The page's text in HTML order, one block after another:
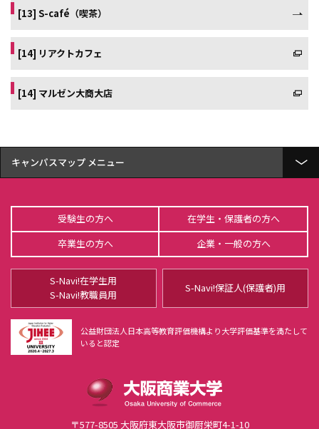
[13] S-café（喫茶）
[14] リアクトカフェ
[14] マルゼン大商大店
キャンパスマップ
ユニバーシティホール蒼天
谷岡記念館
5号館
〒577-8505 大阪府東大阪市御厨栄町4-1-10
受験生の方へ
在学生・保護者の方へ
卒業生の方へ
企業・一般の方へ
S-Navi!在学生用
S-Navi!教職員用
S-Navi!保証人(保護者)用
公益財団法人日本高等教育評価機構より大学評価基準を満たして
いると認定